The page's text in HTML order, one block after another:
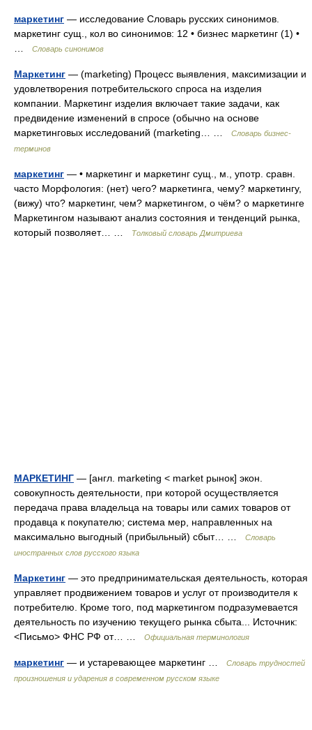
маркетинг — исследование Словарь русских синонимов.
маркетинг сущ., кол во синонимов: 12 • бизнес маркетинг (1) •
Словарь синонимов
Маркетинг — (marketing) Процесс выявления, максимизации и
удовлетворения потребительского спроса на изделия
компании. Маркетинг изделия включает такие задачи, как
предвидение изменений в спросе (обычно на основе
маркетинговых исследований (marketing… …
Словарь бизнес-
терминов
маркетинг — • маркетинг и маркетинг сущ., м., употр. сравн.
часто Морфология: (нет) чего? маркетинга, чему? маркетингу,
(вижу) что? маркетинг, чем? маркетингом, о чём? о маркетинге
Маркетингом называют анализ состояния и тенденций рынка,
который позволяет… …
Толковый словарь Дмитриева
МАРКЕТИНГ — [англ. marketing < market рынок] экон.
совокупность деятельности, при которой осуществляется
передача права владельца на товары или самих товаров от
продавца к покупателю; система мер, направленных на
максимально выгодный (прибыльный) сбыт… …
Словарь
иностранных слов русского языка
Маркетинг — это предпринимательская деятельность, которая
управляет продвижением товаров и услуг от производителя к
потребителю. Кроме того, под маркетингом подразумевается
деятельность по изучению текущего рынка сбыта... Источник:
<Письмо> ФНС РФ от… …
Официальная терминология
маркетинг — и устаревающее маркетинг …
Словарь трудностей
произношения и ударения в современном русском языке